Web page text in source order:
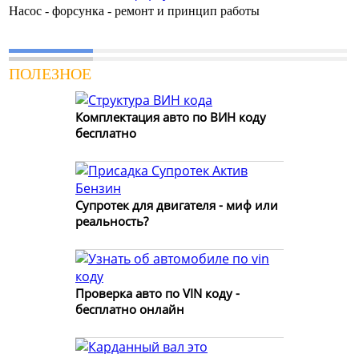
Насос - форсунка - ремонт и принцип работы
ПОЛЕЗНОЕ
Комплектация авто по ВИН коду
бесплатно
Супротек для двигателя - миф или
реальность?
Проверка авто по VIN коду -
бесплатно онлайн